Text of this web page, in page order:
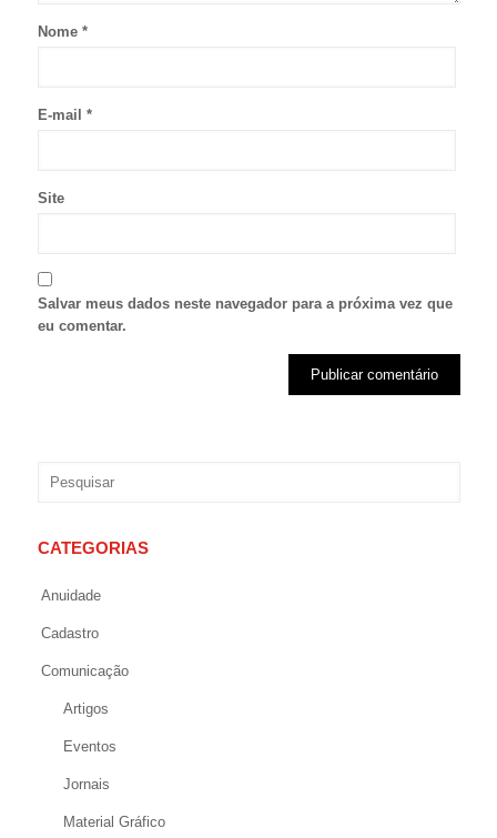
Nome *
E-mail *
Site
Salvar meus dados neste navegador para a próxima vez que
eu comentar.
CATEGORIAS
Anuidade
Cadastro
Comunicação
Artigos
Eventos
Jornais
Material Gráfico